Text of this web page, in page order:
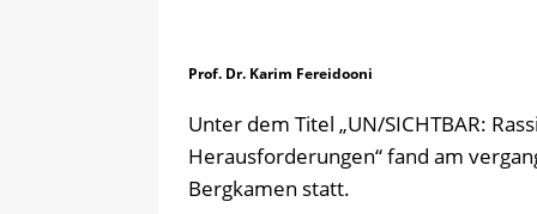
Prof. Dr. Karim Fereidooni
Unter dem Titel „UN/SICHTBAR:
Herausforderungen“ fand am
Bergkamen statt.